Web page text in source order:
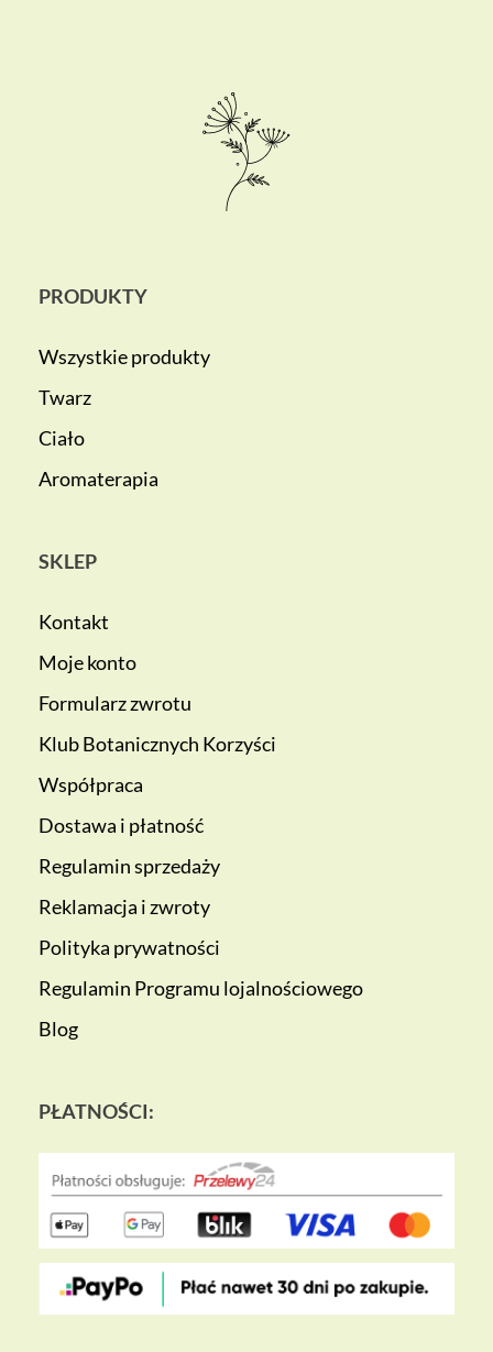
PRODUKTY
Wszystkie produkty
Twarz
Ciało
Aromaterapia
SKLEP
Kontakt
Moje konto
Formularz zwrotu
Klub Botanicznych Korzyści
Współpraca
Dostawa i płatność
Regulamin sprzedaży
Reklamacja i zwroty
Polityka prywatności
Regulamin Programu lojalnościowego
Blog
PŁATNOŚCI: